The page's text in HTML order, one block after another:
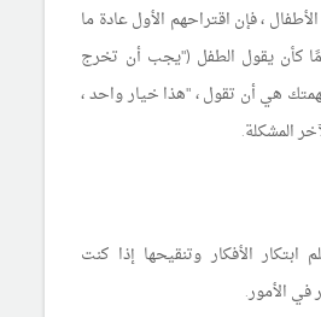
، فإن اقتراحهم الأول عادة ما
كأن يقول الطفل ("يجب أن تخرج
هي أن تقول ، "هذا خيار واحد ،
المشكلة.
الأفكار وتنقيحها إذا كنت
في الأمور.